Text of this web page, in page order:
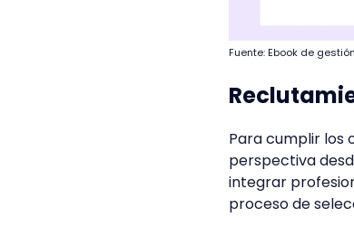
Fuente: Ebook de
Para cumplir los
perspectiva
integrar
proceso de